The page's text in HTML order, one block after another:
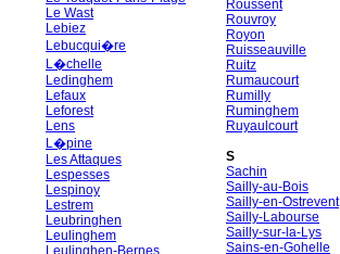
Le Wast
Lebiez
Lebucqui�re
L�chelle
Ledinghem
Lefaux
Leforest
Lens
L�pine
Les Attaques
Lespesses
Lespinoy
Lestrem
Leubringhen
Leulinghem
Leulinghen-Bernes
Roussent
Rouvroy
Royon
Ruisseauville
Ruitz
Rumaucourt
Rumilly
Ruminghem
Ruyaulcourt
S
Sachin
Sailly-au-Bois
Sailly-en-Ostrevent
Sailly-Labourse
Sailly-sur-la-Lys
Sains-en-Gohelle